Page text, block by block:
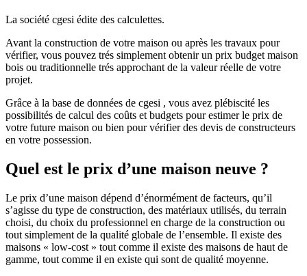
La société cgesi édite des calculettes.
Avant la construction de votre maison ou après les travaux pour
vérifier, vous pouvez trés simplement obtenir un prix budget maison
bois ou traditionnelle trés approchant de la valeur réelle de votre
projet.
Grâce à la base de données de cgesi , vous avez plébiscité les
possibilités de calcul des coûts et budgets pour estimer le prix de
votre future maison ou bien pour vérifier des devis de constructeurs
en votre possession.
Quel est le prix d’une maison neuve ?
Le prix d’une maison dépend d’énormément de facteurs, qu’il
s’agisse du type de construction, des matériaux utilisés, du terrain
choisi, du choix du professionnel en charge de la construction ou
tout simplement de la qualité globale de l’ensemble. Il existe des
maisons « low-cost » tout comme il existe des maisons de haut de
gamme, tout comme il en existe qui sont de qualité moyenne.